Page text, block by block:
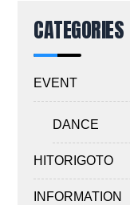
CATEGORIES
EVENT
DANCE
HITORIGOTO
INFORMATION